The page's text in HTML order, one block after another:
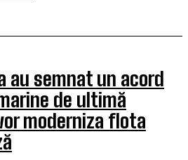
au semnat un acord
de ultimă
moderniza flota